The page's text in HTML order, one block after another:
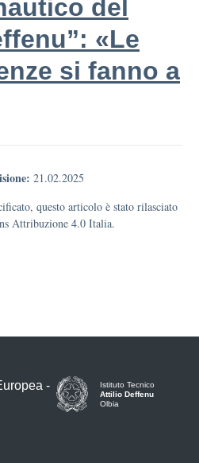
del
«Le
si fanno a
21.02.2025
questo articolo è stato rilasciato
Attribuzione 4.0 Italia.
Istituto Tecnico
Attilio Deffenu
Olbia